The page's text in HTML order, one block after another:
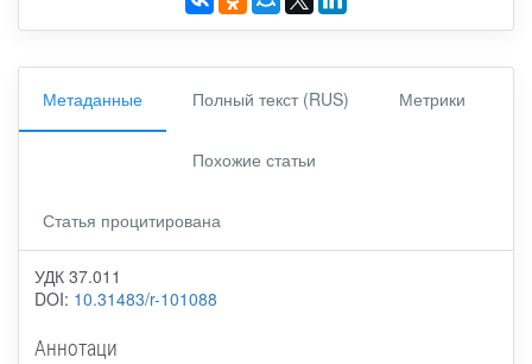
Метаданные Полный текст (RUS) Метрики
Похожие статьи
Статья процитирована
УДК 37.011
DOI: 10.31483/r-101088
Аннотаци